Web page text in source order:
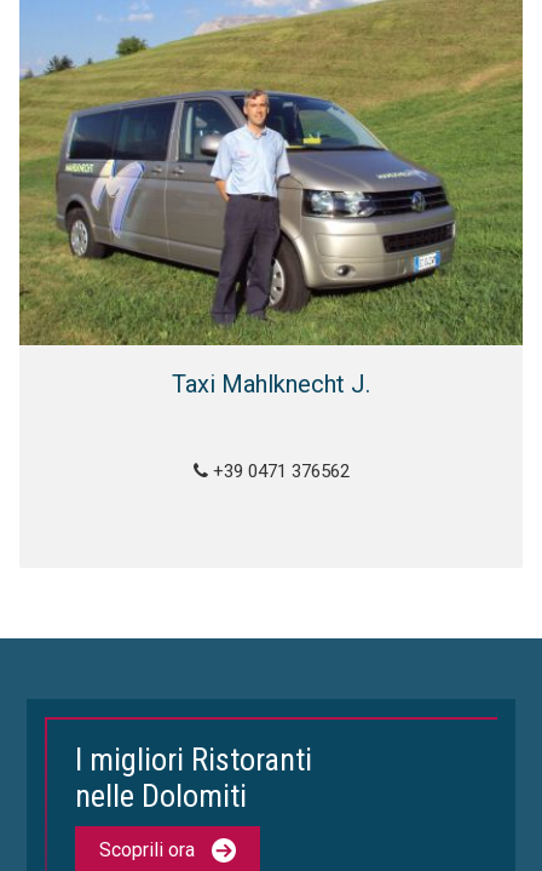
Taxi Mahlknecht J.
+39 0471 376562
I migliori Ristoranti
nelle Dolomiti
Scoprili ora